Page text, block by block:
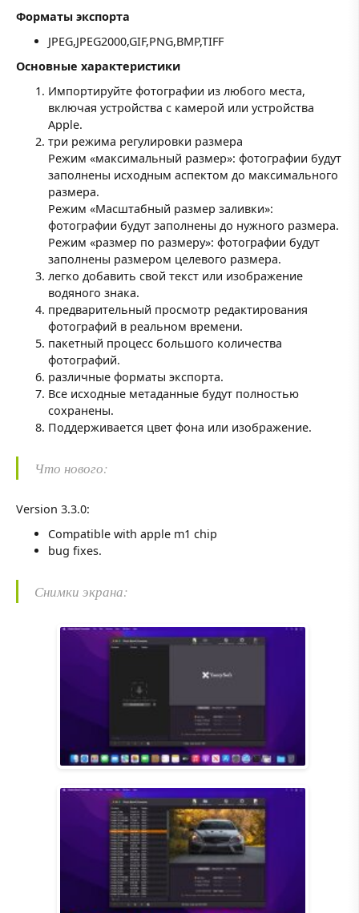
Форматы экспорта
JPEG,JPEG2000,GIF,PNG,BMP,TIFF
Основные характеристики
Импортируйте фотографии из любого места,
включая устройства с камерой или устройства
Apple.
три режима регулировки размера
Режим «максимальный размер»: фотографии будут
заполнены исходным аспектом до максимального
размера.
Режим «Масштабный размер заливки»:
фотографии будут заполнены до нужного размера.
Режим «размер по размеру»: фотографии будут
заполнены размером целевого размера.
легко добавить свой текст или изображение
водяного знака.
предварительный просмотр редактирования
фотографий в реальном времени.
пакетный процесс большого количества
фотографий.
различные форматы экспорта.
Все исходные метаданные будут полностью
сохранены.
Поддерживается цвет фона или изображение.
Что нового:
Version 3.3.0:
Compatible with apple m1 chip
bug fixes.
Снимки экрана: